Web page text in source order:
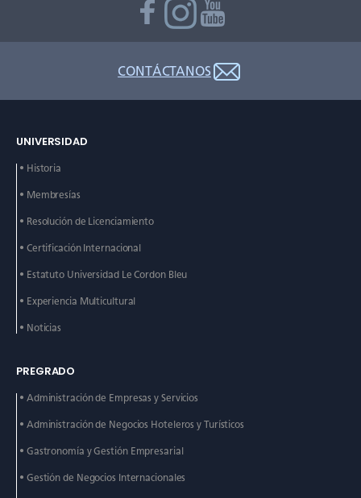
CONTÁCTANOS
UNIVERSIDAD
• Historia
• Membresías
• Resolución de Licenciamiento
• Certificación Internacional
• Estatuto Universidad LeCordon Bleu
• Experiencia Multicultural
• Noticias
PREGRADO
• Administración de Empresas y Servicios
• Administración de Negocios Hoteleros y Turísticos
• Gastronomía y Gestión Empresarial
• Gestión de Negocios Internacionales